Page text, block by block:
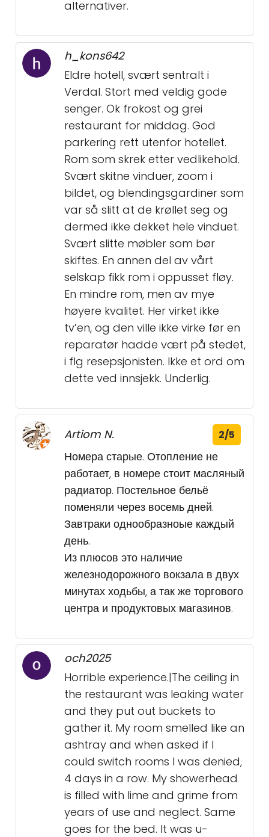
alternativer.
h_kons642
Eldre hotell, svært sentralt i
Verdal. Stort med veldig gode
senger. Ok frokost og grei
restaurant for middag. God
parkering rett utenfor hotellet.
Rom som skrek etter vedlikehold.
Svært skitne vinduer, zoom i
bildet, og blendingsgardiner som
var så slitt at de krøllet seg og
dermed ikke dekket hele vinduet.
Svært slitte møbler som bør
skiftes. En annen del av vårt
selskap fikk rom i oppusset fløy.
En mindre rom, men av mye
høyere kvalitet. Her virket ikke
tv’en, og den ville ikke virke før en
reparatør hadde vært på stedet,
i flg resepsjonisten. Ikke et ord om
dette ved innsjekk. Underlig.
Artiom N. 2/5
Номера старые. Отопление не
работает, в номере стоит масляный
радиатор. Постельное бельё
поменяли через восемь дней.
Завтраки однообразноые каждый
день.
Из плюсов это наличие
железнодорожного вокзала в двух
минутах ходьбы, а так же торгового
центра и продуктовых магазинов.
och2025
Horrible experience.|The ceiling in
the restaurant was leaking water
and they put out buckets to
gather it. My room smelled like an
ashtray and when asked if I
could switch rooms I was denied,
4 days in a row. My showerhead
is filled with lime and grime from
years of use and neglect. Same
goes for the bed. It was u-